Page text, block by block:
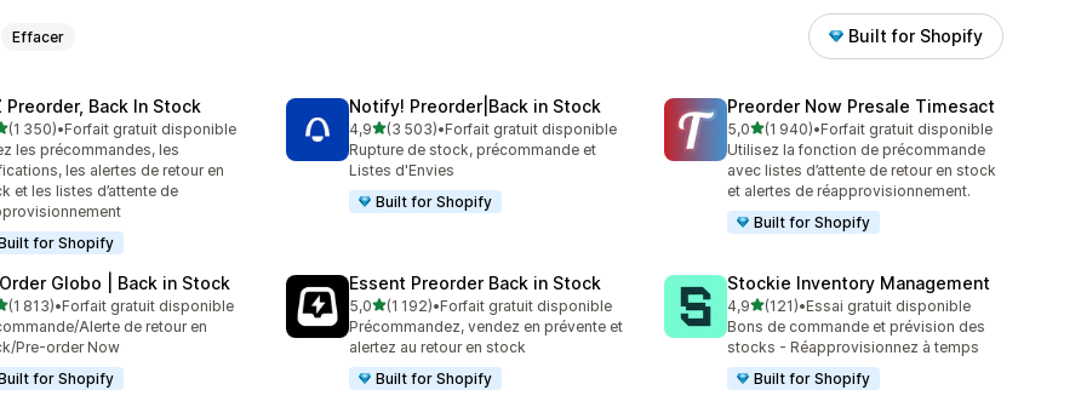
Effacer Built for Shopify
Preorder, Back In Stock
sur 5
(1 350)
avis au total
•Forfait gratuit disponible
les précommandes, les
les alertes de retour en
et les listes d’attente de
for Shopify
Notify! Preorder|Back in Stock
4,9étoile(s) sur 5
(3 503)
3503 avis au total
•Forfait gratuit disponible
Rupture de stock, précommande et
Listes d'Envies
Built for Shopify
Preorder Now Presale Timesact
5,0étoile(s) sur 5
(1 940)
1940 avis au total
•Forfait gratuit disponible
Utilisez la fonction de précommande
avec listes d’attente de retour en stock
et alertes de réapprovisionnement.
Built for Shopify
Globo | Back in Stock
sur 5
(1 813)
avis au total
•Forfait gratuit disponible
Alerte de retour en
Pre-order Now
for Shopify
Essent Preorder Back in Stock
5,0étoile(s) sur 5
(1 192)
1192 avis au total
•Forfait gratuit disponible
Précommandez, vendez en prévente et
alertez au retour en stock
Built for Shopify
Stockie Inventory Management
4,9étoile(s) sur 5
(121)
121 avis au total
•Essai gratuit disponible
Bons de commande et prévision des
stocks - Réapprovisionnez à temps
Built for Shopify